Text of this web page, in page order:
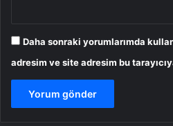
Daha sonraki yorumlarımda
adresim ve site adresim bu